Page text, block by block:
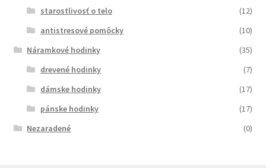
starostlivosť o telo
(12)
antistresové pomôcky
(10)
Náramkové hodinky
(35)
drevené hodinky
(7)
dámske hodinky
(17)
pánske hodinky
(17)
Nezaradené
(0)